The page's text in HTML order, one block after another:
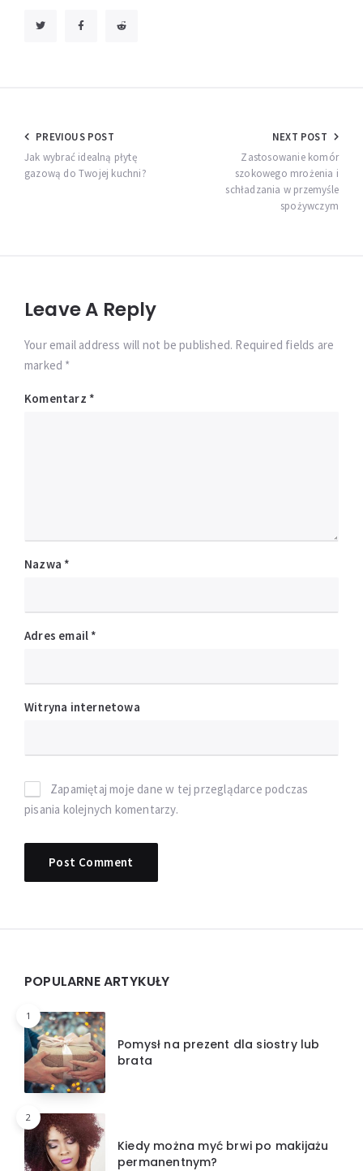
Nawigacja
wpisu
PREVIOUS POST
Jak wybrać idealną płytę
gazową do Twojej kuchni?
NEXT POST
Zastosowanie komór
szokowego mrożenia i
schładzania w przemyśle
spożywczym
Leave A Reply
Your email address will not be published. Required fields are
marked *
Komentarz *
Nazwa *
Adres email *
Witryna internetowa
Zapamiętaj moje dane w tej przeglądarce podczas
pisania kolejnych komentarzy.
Widgets
POPULARNE ARTYKUŁY
1
Pomysł na prezent dla siostry lub
brata
2
Kiedy można myć brwi po makijażu
permanentnym?